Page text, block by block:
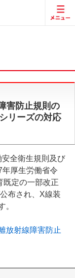
害防止規則の
リーズの対応
全衛生規則及び
厚生労働省令
既定の一部改正
布され、X線装
。
放射線障害防止